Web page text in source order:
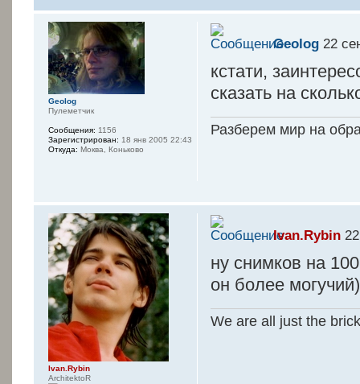
Geolog 22
кстати,
сказать на
Разберем мир на
Geolog
Пулеметчик
Сообщения: 1156
Зарегистрирован: 18 янв 2005 22:43
Откуда: Моква, Коньково
Ivan.Rybin
ну снимков на
он более
We are all just the
Ivan.Rybin
ArchitektoR